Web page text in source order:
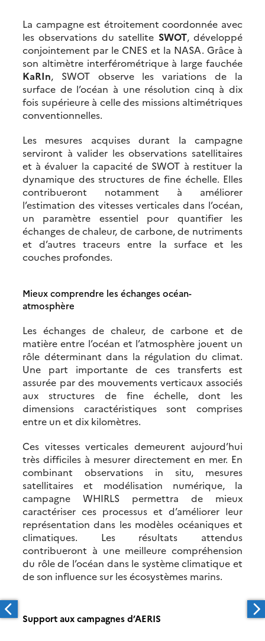
La campagne est étroitement coordonnée avec
les observations du satellite SWOT, développé
conjointement par le CNES et la NASA. Grâce à
son altimètre interférométrique à large fauchée
KaRIn, SWOT observe les variations de la
surface de l’océan à une résolution cinq à dix
fois supérieure à celle des missions altimétriques
conventionnelles.
Les mesures acquises durant la campagne
serviront à valider les observations satellitaires
et à évaluer la capacité de SWOT à restituer la
dynamique des structures de fine échelle. Elles
contribueront notamment à améliorer
l’estimation des vitesses verticales dans l’océan,
un paramètre essentiel pour quantifier les
échanges de chaleur, de carbone, de nutriments
et d’autres traceurs entre la surface et les
couches profondes.
Mieux comprendre les échanges océan-
atmosphère
Les échanges de chaleur, de carbone et de
matière entre l’océan et l’atmosphère jouent un
rôle déterminant dans la régulation du climat.
Une part importante de ces transferts est
assurée par des mouvements verticaux associés
aux structures de fine échelle, dont les
dimensions caractéristiques sont comprises
entre un et dix kilomètres.
Ces vitesses verticales demeurent aujourd’hui
très difficiles à mesurer directement en mer. En
combinant observations in situ, mesures
satellitaires et modélisation numérique, la
campagne WHIRLS permettra de mieux
caractériser ces processus et d’améliorer leur
représentation dans les modèles océaniques et
climatiques. Les résultats attendus
contribueront à une meilleure compréhension
du rôle de l’océan dans le système climatique et
de son influence sur les écosystèmes marins.
Support aux campagnes d’AERIS